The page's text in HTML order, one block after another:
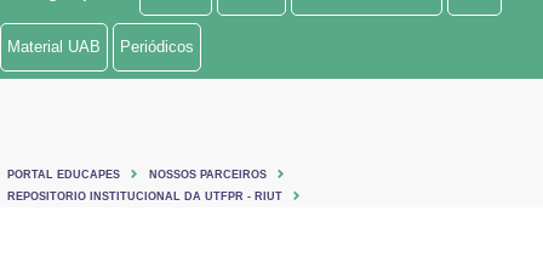
Ministério de Minas e Energia
Ministério do Turismo
Material UAB Periódicos
PORTAL EDUCAPES
NOSSOS PARCEIROS
REPOSITORIO INSTITUCIONAL DA UTFPR - RIUT